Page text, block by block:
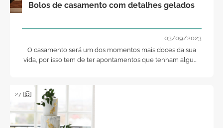
Bolos de casamento com detalhes gelados
03/09/2023
O casamento será um dos momentos mais doces da sua
vida, por isso tem de ter apontamentos que tenham algum
27